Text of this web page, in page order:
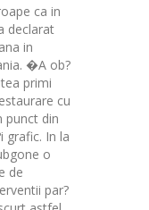
ca in
declarat
in
�A ob?
primi
cu
punct din
grafic. In la
o
de
par?